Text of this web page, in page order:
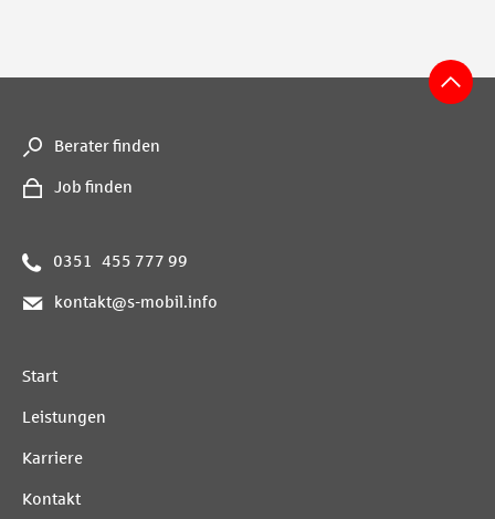
s Berater finden
j Job finden
p 0351 455 777 99
m kontakt@s-mobil.info
Start
Leistungen
Karriere
Kontakt